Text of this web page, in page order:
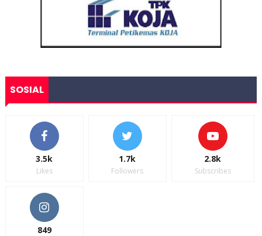
SOSIAL
3.5k
Likes
1.7k
Followers
2.8k
Subscribes
849